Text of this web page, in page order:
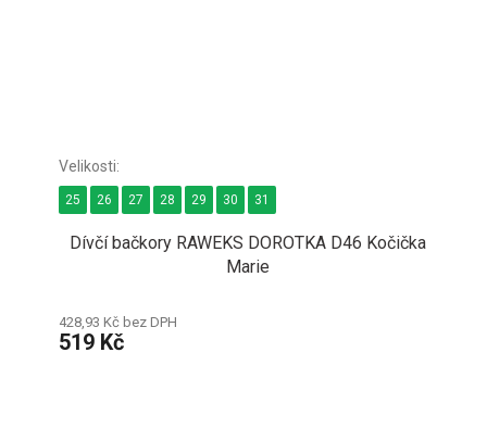
Dívčí bačkory RAWEKS DOROTKA D46 Kočička
Marie
428,93 Kč bez DPH
519 Kč
25 26 27 28 29 30 31